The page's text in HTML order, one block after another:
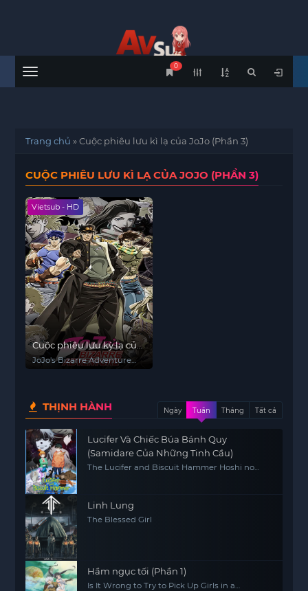
Menu
0
Trang chủ »Cuộc phiêu lưu kì lạ của JoJo (Phần 3)
CUỘC PHIÊU LƯU KÌ LẠ CỦA JOJO (PHẦN 3)
Vietsub - HD
Cuộc phiêu lưu kỳ lạ của
JoJo (Phần 3)
JoJo's Bizarre Adventure
THỊNH HÀNH Ngày Tuần Tháng Tất cả
Lucifer Và Chiếc Búa Bánh Quy
(Samidare Của Những Tinh Cầu)
The Lucifer and Biscuit Hammer Hoshi no
Linh Lung
The Blessed Girl
Hầm ngục tối (Phần 1)
Is It Wrong to Try to Pick Up Girls in a